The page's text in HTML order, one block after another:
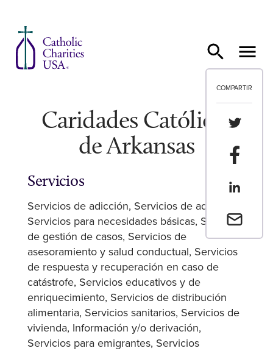
COMPARTIR
Envia un
Caridades Católicas
de Arkansas
Servicios
Servicios de adicción Servicios de adopción
Servicios para necesidades básicas Servicios
de gestión de casos Servicios de
asesoramiento y salud conductual Servicios
de respuesta y recuperación en caso de
catástrofe Servicios educativos y de
enriquecimiento Servicios de distribución
alimentaria Servicios sanitarios Servicios de
vivienda Información y/o derivación
Servicios para emigrantes Servicios